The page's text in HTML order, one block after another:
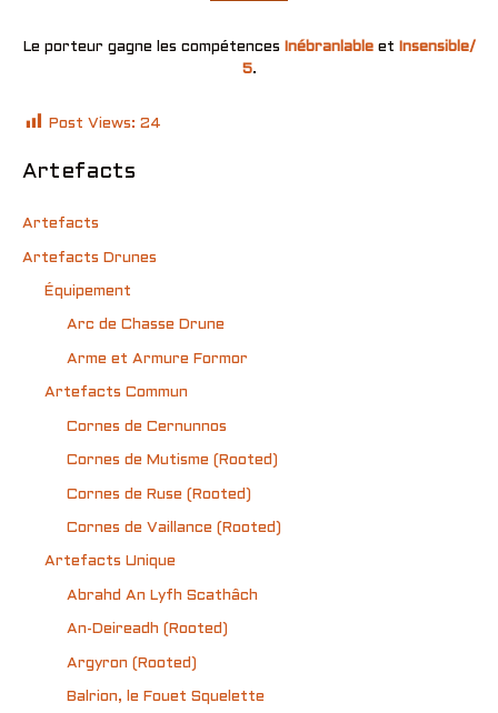
Le porteur gagne les compétences Inébranlableet
Insensible/
5.
Post Views: 24
Artefacts
Artefacts
Artefacts Drunes
Équipement
Arc de Chasse Drune
Arme et Armure Formor
Artefacts Commun
Cornes de Cernunnos
Cornes de Mutisme (Rooted)
Cornes de Ruse (Rooted)
Cornes de Vaillance (Rooted)
Artefacts Unique
Abrahd An Lyfh Scathâch
An-Deireadh (Rooted)
Argyron (Rooted)
Balrion, le Fouet Squelette